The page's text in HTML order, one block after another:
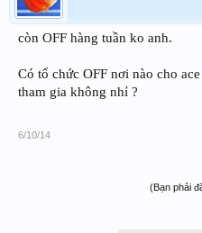
còn OFF hàng tuần ko anh.
Có tố chức OFF nơi nào cho
tham gia không nhỉ ?
6/10/14
(Bạn phải